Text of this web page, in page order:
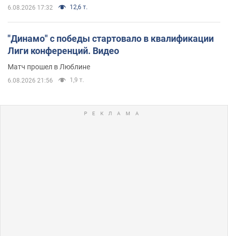
6.08.2026 17:32 12,6 т.
"Динамо" с победы стартовало в квалификации
Лиги конференций. Видео
Матч прошел в Люблине
6.08.2026 21:56 1,9 т.